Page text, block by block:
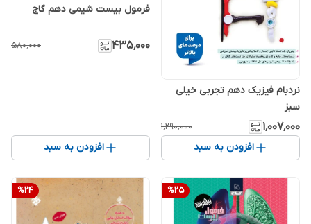
نردبام فیزیک دهم تجربی خیلی
سبز
۱٬۰۰۷٬۰۰۰ ۱٬۲۹۰٬۰۰۰
افزودن به سبد
فرمول بیست شیمی دهم گاج
۴۳۵٬۰۰۰ ۵۸۰٬۰۰۰
افزودن به سبد
%25
%24